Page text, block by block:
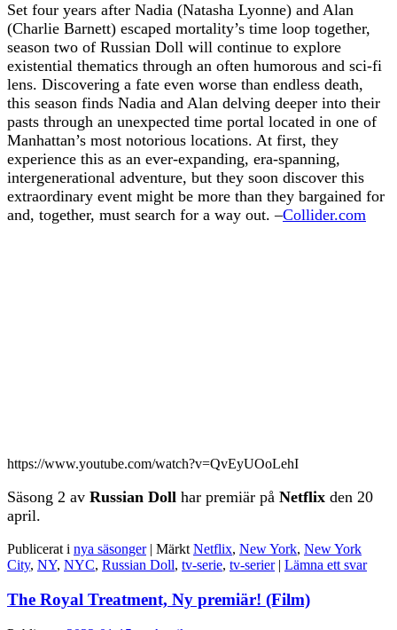
Set four years after Nadia (Natasha Lyonne) and Alan
(Charlie Barnett) escaped mortality’s time loop together,
season two of Russian Doll will continue to explore
existential thematics through an often humorous and sci-fi
lens. Discovering a fate even worse than endless death,
this season finds Nadia and Alan delving deeper into their
pasts through an unexpected time portal located in one of
Manhattan’s most notorious locations. At first, they
experience this as an ever-expanding, era-spanning,
intergenerational adventure, but they soon discover this
extraordinary event might be more than they bargained for
and, together, must search for a way out. –Collider.com
https://www.youtube.com/watch?v=QvEyUOoLehI
Säsong 2 av Russian Doll har premiär på Netflix den 20
april.
Publicerat i nya säsonger | Märkt Netflix, New York, New York
City, NY, NYC, Russian Doll, tv-serie, tv-serier | Lämna ett svar
The Royal Treatment, Ny premiär! (Film)